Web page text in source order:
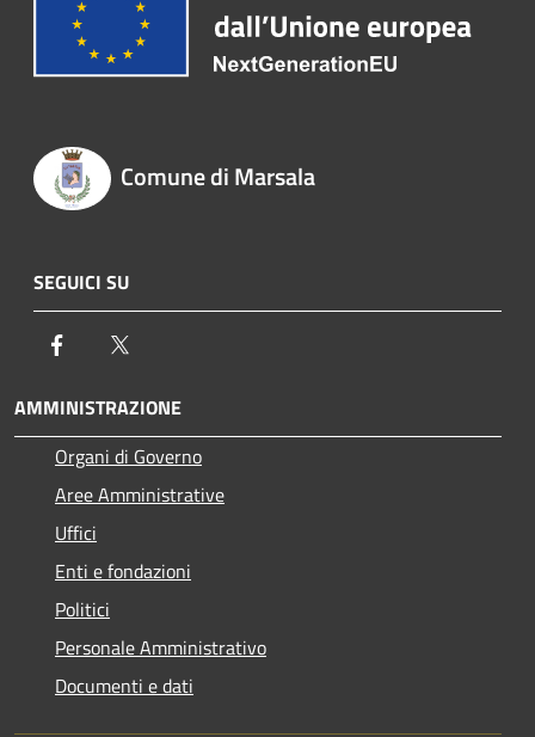
Comune di Marsala
SEGUICI SU
Facebook
AMMINISTRAZIONE
Organi di Governo
Aree Amministrative
Uffici
Enti e fondazioni
Politici
Personale Amministrativo
Documenti e dati